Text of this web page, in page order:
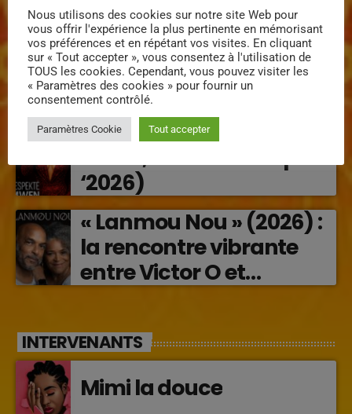
ÉPISODES DE PODCAST
MISSYAL – Lanmou
Enposib : une nouvelle
voix caribéenne qui
transforme les émotions
en musique (2026)
Régine Narou : Respekte
Mwen, la voix du respect
‘2026)
« Lanmou Nou » (2026) :
la rencontre vibrante
entre Victor O et
INTERVENANTS
Mimi la douce
Nous utilisons des cookies sur notre site Web pour
vous offrir l'expérience la plus pertinente en mémorisant
vos préférences et en répétant vos visites. En cliquant
sur « Tout accepter », vous consentez à l'utilisation de
TOUS les cookies. Cependant, vous pouvez visiter les
« Paramètres des cookies » pour fournir un
consentement contrôlé.
Paramètres Cookie Tout accepter